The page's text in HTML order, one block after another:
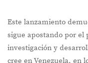
Este lanzamiento
sigue apostando por
investigación y
cree en Venezuela, en